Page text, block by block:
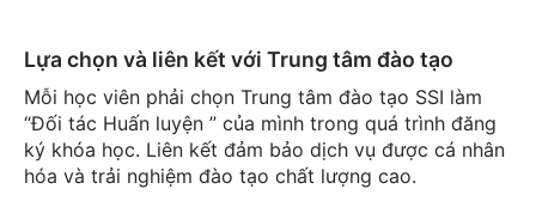
Lựa chọn và liên kết với Trung tâm đào tạo
Mỗi học viên phải chọn Trung tâm đào tạo SSI làm
“Đối tác Huấn luyện ” của mình trong quá trình đăng
ký khóa học. Liên kết đảm bảo dịch vụ được cá nhân
hóa và trải nghiệm đào tạo chất lượng cao.